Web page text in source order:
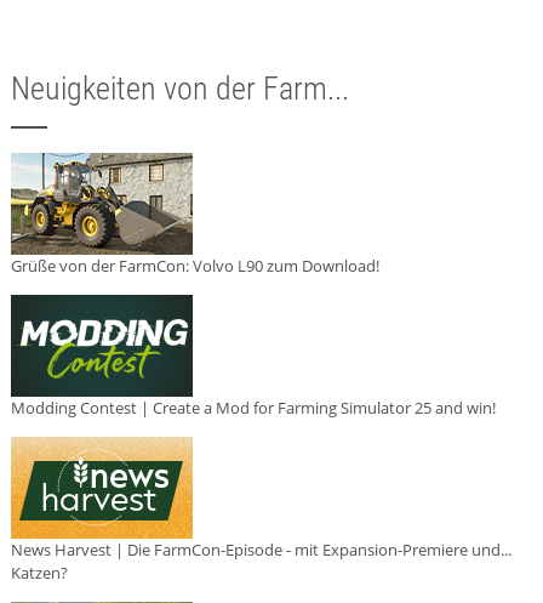
Neuigkeiten von der Farm...
Grüße von der FarmCon: Volvo L90 zum Download!
Modding Contest | Create a Mod for Farming Simulator 25 and win!
News Harvest | Die FarmCon-Episode - mit Expansion-Premiere und...
Katzen?